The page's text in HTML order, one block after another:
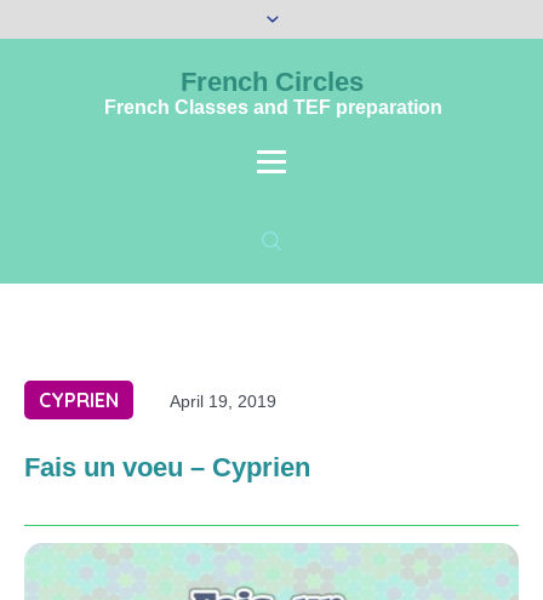
French Circles
French Classes and TEF preparation
CYPRIEN April 19, 2019
Fais un voeu – Cyprien